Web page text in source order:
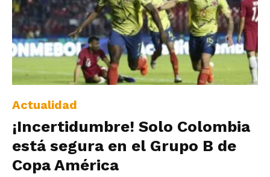
Actualidad
¡Incertidumbre! Solo Colombia
está segura en el Grupo B de
Copa América